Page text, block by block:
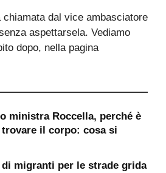
dal vice ambasciatore
aspettarsela. Vediamo
dopo, nella pagina
ministra Roccella, perché è
il corpo: cosa si
di migranti per le strade grida